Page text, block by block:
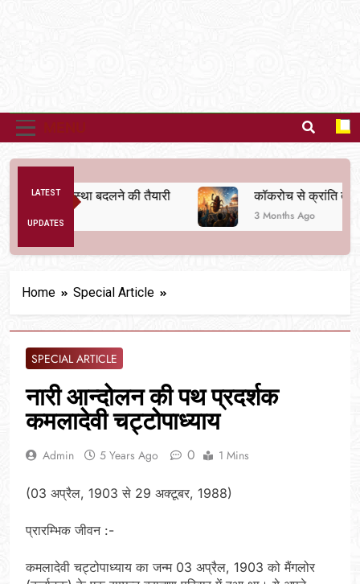
LATEST
UPDATES
व्यवस्था बदलने की तैयारी कॉकरोच से क्रांति तक
3 Months Ago
Home Special Article
SPECIAL ARTICLE
नारी आन्दोलन की पथ प्रदर्शक
कमलादेवी चट्टोपाध्याय
Admin 5 Years Ago 0 1 Mins
(03 अप्रैल, 1903 से 29 अक्टूबर, 1988)
प्रारम्भिक जीवन :-
कमलादेवी चट्टोपाध्याय का जन्म 03 अप्रैल, 1903 को मैंगलोर